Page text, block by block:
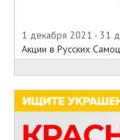
1 декабря 2021 - 31
Акции в Русских